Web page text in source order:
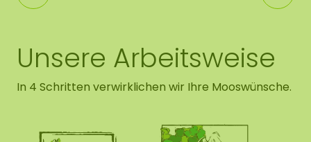
Unsere Arbeitsweise
In 4 Schritten verwirklichen wir Ihre Mooswünsche.